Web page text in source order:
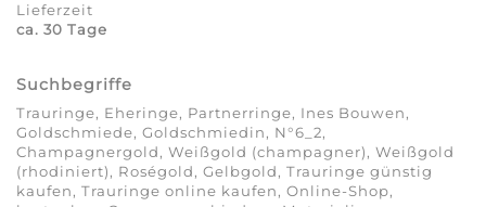
Lieferzeit
ca. 30 Tage
Suchbegriffe
Trauringe, Eheringe, Partnerringe, Ines Bouwen,
Goldschmiede, Goldschmiedin, N°6_2,
Champagnergold, Weißgold (champagner), Weißgold
(rhodiniert), Roségold, Gelbgold, Trauringe günstig
kaufen, Trauringe online kaufen, Online-Shop,